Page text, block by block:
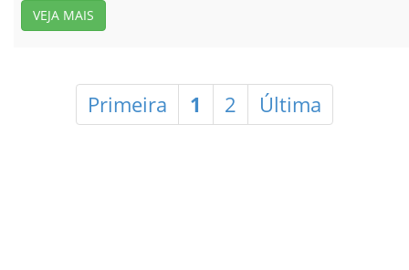
VEJA MAIS
Primeira 1 2 Última